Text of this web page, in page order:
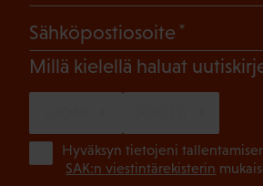
Sähköpostiosoite
Millä kielellä haluat
Hyväksyn tietojeni
SAK:n viestintärekisterin